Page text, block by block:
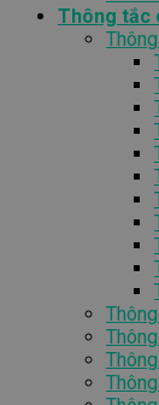
Thông tắc